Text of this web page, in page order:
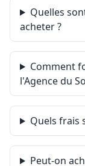
Quelles
acheter ?
Comment
l'Agence du
Quels frais
Peut-on